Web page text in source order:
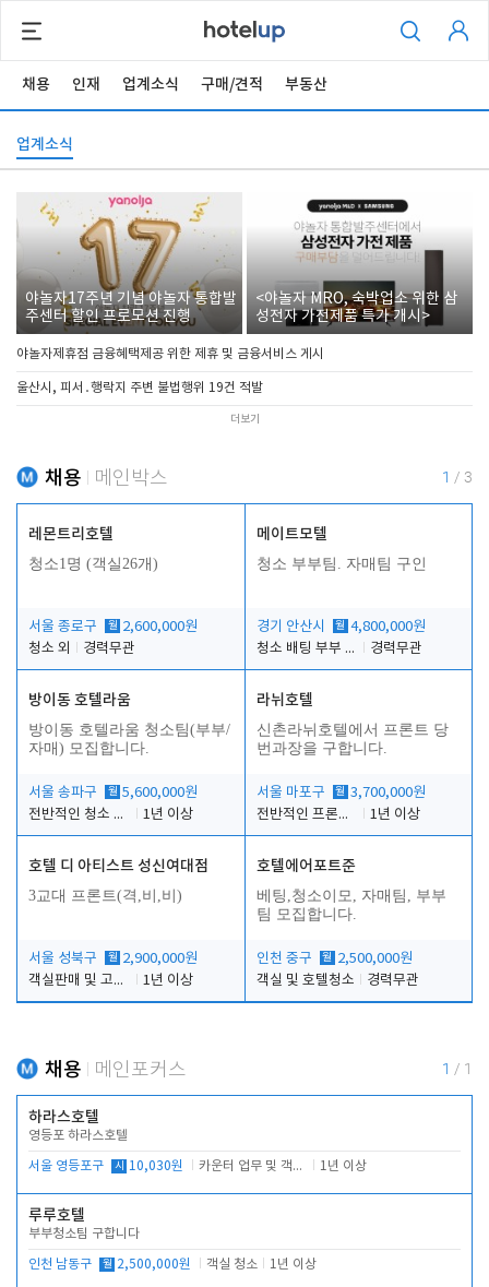
채용 인재 업계소식 구매/견적 부동산
업계소식
야놀자17주년 기념 야놀자 통합발
주센터 할인 프로모션 진행
<야놀자 MRO, 숙박업소 위한 삼
성전자 가전제품 특가 개시>
야놀자제휴점 금융혜택제공 위한 제휴 및 금융서비스 게시
울산시, 피서․행락지 주변 불법행위 19건 적발
더보기
채용 메인박스 1 / 3
레몬트리호텔
청소1명 (객실26개)
서울 종로구 월 2,600,000원
청소 외
경력무관
메이트모텔
청소 부부팀. 자매팀 구인
경기 안산시 월 4,800,000원
청소 배팅 부부 구합니다
경력무관
방이동 호텔라움
방이동 호텔라움 청소팀(부부/
자매) 모집합니다.
서울 송파구 월 5,600,000원
전반적인 청소 업무(객실청소.객실정리)
1년 이상
라뉘호텔
신촌라뉘호텔에서 프론트 당
번과장을 구합니다.
서울 마포구 월 3,700,000원
전반적인 프론트 당번업무
1년 이상
호텔 디 아티스트 성신여대점
3교대 프론트(격,비,비)
서울 성북구 월 2,900,000원
객실판매 및 고객응대
1년 이상
호텔에어포트준
베팅,청소이모, 자매팀, 부부
팀 모집합니다.
인천 중구 월 2,500,000원
객실 및 호텔청소
경력무관
채용 메인포커스 1 / 1
하라스호텔
영등포 하라스호텔
서울 영등포구 시 10,030원 카운터 업무 및 객실관리(청소상태 확인, 객실판매) 1년 이상
루루호텔
부부청소팀 구합니다
인천 남동구 월 2,500,000원 객실 청소 1년 이상